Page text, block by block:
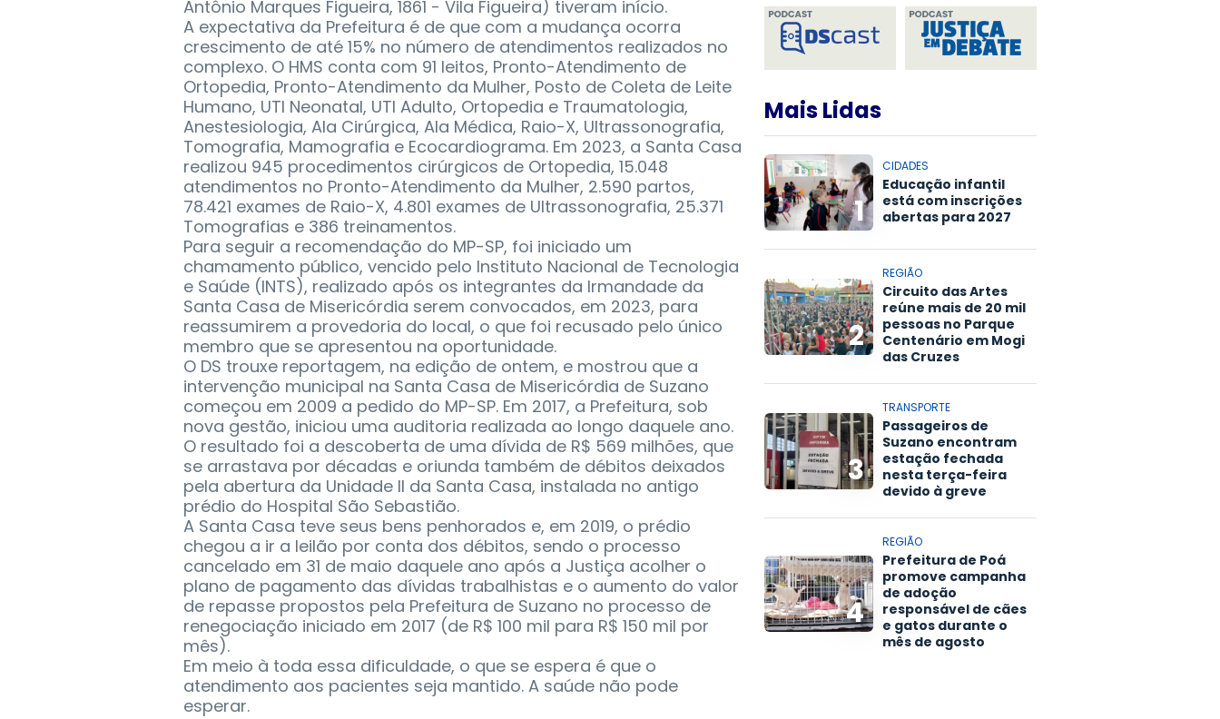
Antônio Marques Figueira, 1861 - Vila Figueira) tiveram início.
A expectativa da Prefeitura é de que com a mudança ocorra
crescimento de até 15% no número de atendimentos realizados no
complexo. O HMS conta com 91 leitos, Pronto-Atendimento de
Ortopedia, Pronto-Atendimento da Mulher, Posto de Coleta de Leite
Humano, UTI Neonatal, UTI Adulto, Ortopedia e Traumatologia,
Anestesiologia, Ala Cirúrgica, Ala Médica, Raio-X, Ultrassonografia,
Tomografia, Mamografia e Ecocardiograma. Em 2023, a Santa Casa
realizou 945 procedimentos cirúrgicos de Ortopedia, 15.048
atendimentos no Pronto-Atendimento da Mulher, 2.590 partos,
78.421 exames de Raio-X, 4.801 exames de Ultrassonografia, 25.371
Tomografias e 386 treinamentos.
Para seguir a recomendação do MP-SP, foi iniciado um
chamamento público, vencido pelo Instituto Nacional de Tecnologia
e Saúde (INTS), realizado após os integrantes da Irmandade da
Santa Casa de Misericórdia serem convocados, em 2023, para
reassumirem a provedoria do local, o que foi recusado pelo único
membro que se apresentou na oportunidade.
O DS trouxe reportagem, na edição de ontem, e mostrou que a
intervenção municipal na Santa Casa de Misericórdia de Suzano
começou em 2009 a pedido do MP-SP. Em 2017, a Prefeitura, sob
nova gestão, iniciou uma auditoria realizada ao longo daquele ano.
O resultado foi a descoberta de uma dívida de R$ 569 milhões, que
se arrastava por décadas e oriunda também de débitos deixados
pela abertura da Unidade II da Santa Casa, instalada no antigo
prédio do Hospital São Sebastião.
A Santa Casa teve seus bens penhorados e, em 2019, o prédio
chegou a ir a leilão por conta dos débitos, sendo o processo
cancelado em 31 de maio daquele ano após a Justiça acolher o
plano de pagamento das dívidas trabalhistas e o aumento do valor
de repasse propostos pela Prefeitura de Suzano no processo de
renegociação iniciado em 2017 (de R$ 100 mil para R$ 150 mil por
mês).
Em meio à toda essa dificuldade, o que se espera é que o
atendimento aos pacientes seja mantido. A saúde não pode
esperar.
Mais Lidas
1
CIDADES
Educação infantil
está com inscrições
abertas para 2027
2
REGIÃO
Circuito das Artes
reúne mais de 20 mil
pessoas no Parque
Centenário em Mogi
das Cruzes
3
TRANSPORTE
Passageiros de
Suzano encontram
estação fechada
nesta terça-feira
devido à greve
4
REGIÃO
Prefeitura de Poá
promove campanha
de adoção
responsável de cães
e gatos durante o
mês de agosto